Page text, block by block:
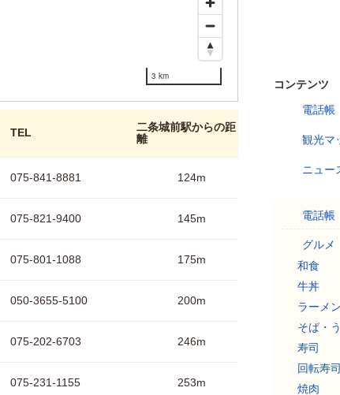
3 km
TEL
二条城前駅からの距
離
075-841-8881 124m
075-821-9400 145m
075-801-1088 175m
050-3655-5100 200m
075-202-6703 246m
075-231-1155 253m
コンテンツ
電話帳
観光マ
ニュー
電話帳
グルメ
和食
牛丼
ラーメ
そば・
寿司
回転寿司
焼肉